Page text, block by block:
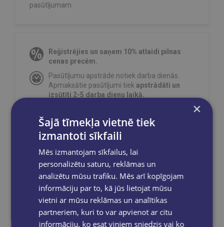
pasūtījumam.
Reģistrējies un saņem 10% atlaidi pilnas
cenas precēm.
Pasūtījumu apstrāde notiek darba dienās.
Apmaksātie pasūtījumi tiek apstrādāti un
izsūtīti 2-5 darba dienu laikā.
pakomātiem Latvijā pasūtījumiem no €40.00.
Bezmaksas piegāde jebkurā GLOBUSS
pasūtījums būs gatavs saņemšanai, saņemsi
e-pastu un/ vai SMS.
Dalies sociālajos tīklos:
×
Šajā tīmekļa vietnē tiek
izmantoti sīkfaili
Mēs izmantojam sīkfailus, lai
personalizētu saturu, reklāmas un
analizētu mūsu trafiku. Mēs arī kopīgojam
informāciju par to, kā jūs lietojat mūsu
vietni ar mūsu reklāmas un analītikas
partneriem, kuri to var apvienot ar citu
informāciju, ko esat viņiem sniedzis vai ko